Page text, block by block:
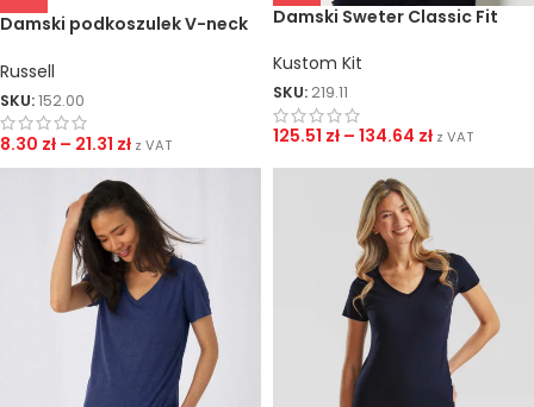
Damski podkoszulek V-neck
Russell
SKU:152.00
8.30 zł – 21.31 zł z VAT
Damski Sweter Classic Fit
Kustom Kit
SKU: 219.11
125.51 zł – 134.64 zł z VAT